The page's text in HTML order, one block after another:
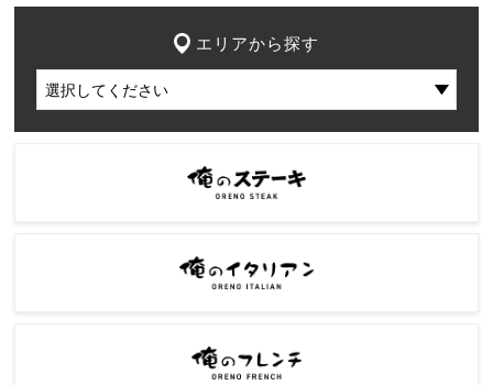
エリアから探す